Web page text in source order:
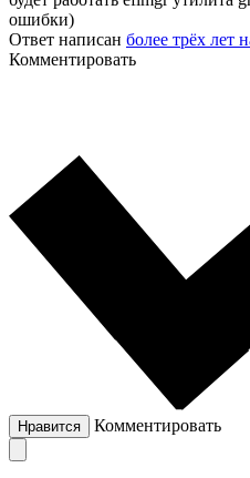
ошибки)
Ответ написан более трёх лет
Комментировать
Нравится Комментировать